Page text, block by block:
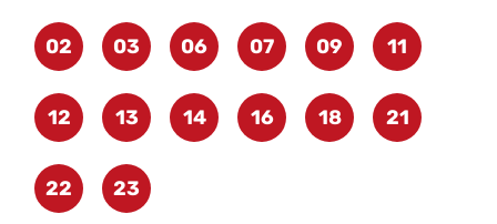
02 03 06 07 09 11
12 13 14 16 18 21
22 23